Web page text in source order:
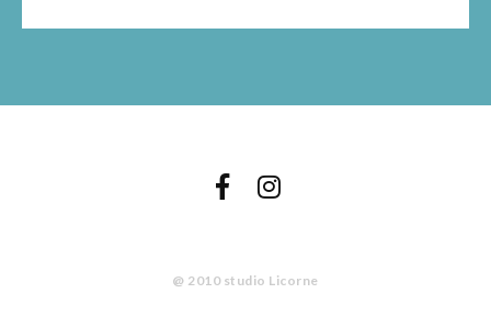
@ 2010 studio Licorne